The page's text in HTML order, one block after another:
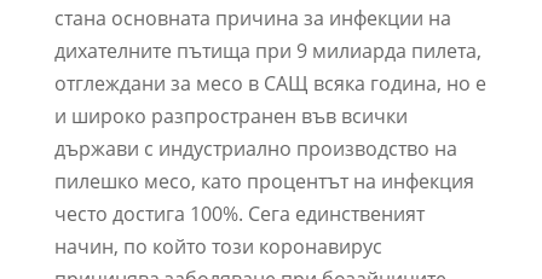
стана основната причина за инфекции на
дихателните пътища при 9 милиарда пилета,
отглеждани за месо в САЩ всяка година, но е
и широко разпространен във всички
държави с индустриално производство на
пилешко месо, като процентът на инфекция
често достига 100%. Сега единственият
начин, по който този коронавирус